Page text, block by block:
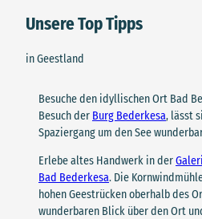
Unsere Top Tipps
in Geestland
Besuche den idyllischen Ort Bad
Besuch der Burg Bederkesa, lässt
Spaziergang um den See
Erlebe altes Handwerk in der
Bad Bederkesa. Die
hohen Geestrücken oberhalb des
wunderbaren Blick über den Ort